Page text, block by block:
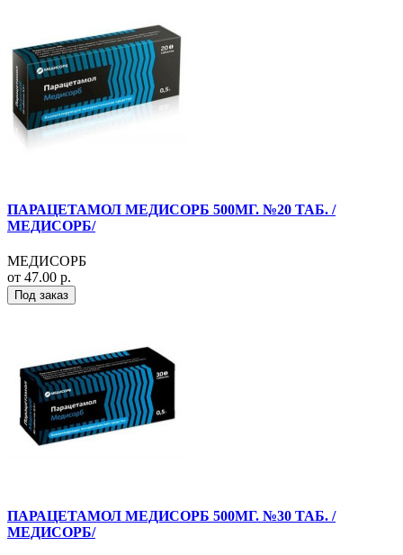
ПАРАЦЕТАМОЛ МЕДИСОРБ 500МГ. №20 ТАБ. /
МЕДИСОРБ/
МЕДИСОРБ
от 47.00 р.
Под заказ
ПАРАЦЕТАМОЛ МЕДИСОРБ 500МГ. №30 ТАБ. /
МЕДИСОРБ/